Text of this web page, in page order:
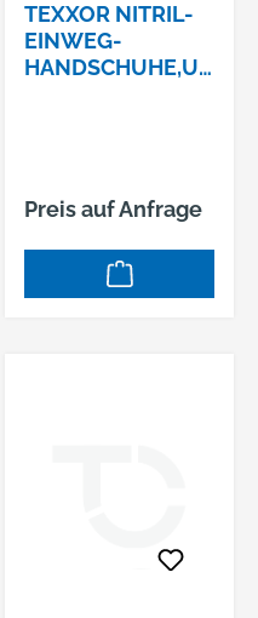
TEXXOR NITRIL-
EINWEG-
HANDSCHUHE,U
Preis auf Anfrage